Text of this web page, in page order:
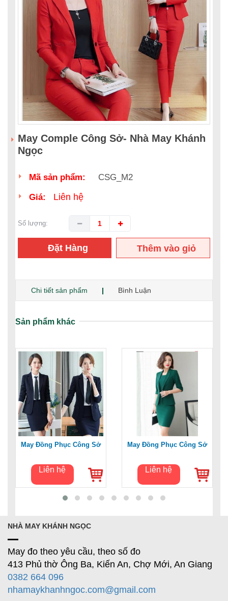
May Comple Công Sở- Nhà May Khánh
Ngọc
Mã sản phẩm: CSG_M2
Giá: Liên hệ
Số lượng:
Đặt Hàng
Thêm vào giỏ
Chi tiết sản phẩm Bình Luận
Sản phẩm khác
May Đồng Phục Công Sở
Liên hệ
May Đồng Phục Công Sở
Liên hệ
NHÀ MAY KHÁNH NGỌC
May đo theo yêu cầu, theo số đo
413 Phủ thờ Ông Ba, Kiến An, Chợ Mới, An Giang
0382 664 096
nhamaykhanhngoc.com@gmail.com